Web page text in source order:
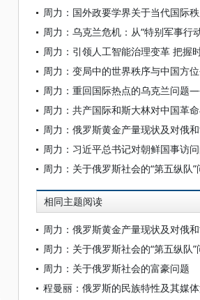
周力：关于俄罗斯社会的“第五纵队”
相同主题阅读
周力：关于俄罗斯社会的“第五纵队”
周力：关于俄罗斯社会的富豪问题
程曼丽：俄罗斯的民族特性及其媒